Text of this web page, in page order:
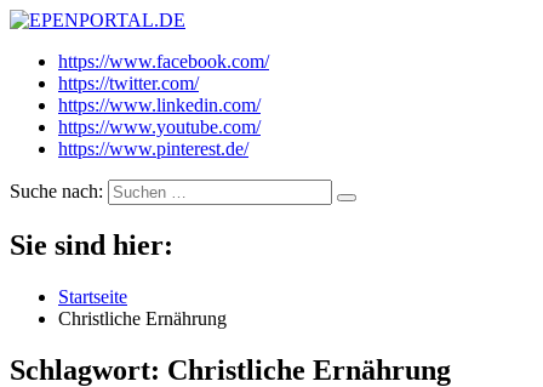
EPENPORTAL.DE
Epische News aus Politik, Finanzen & Gesellschaft
https://www.facebook.com/
https://twitter.com/
https://www.linkedin.com/
https://www.youtube.com/
https://www.pinterest.de/
Suche nach:
Sie sind hier:
Startseite
Christliche Ernährung
Schlagwort: Christliche Ernährung